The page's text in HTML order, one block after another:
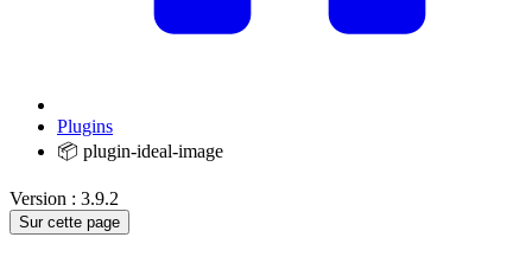
Plugins
📦 plugin-ideal-image
Version : 3.9.2
Sur cette page